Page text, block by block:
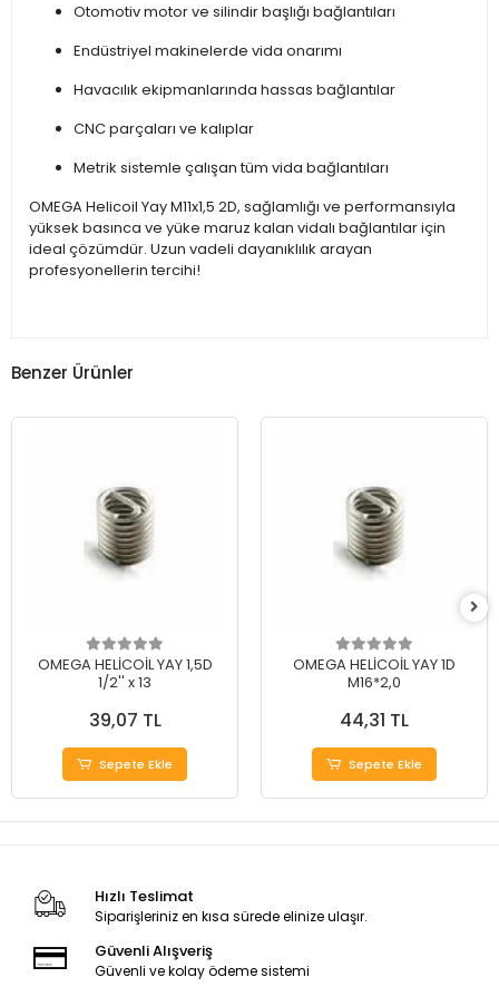
Otomotiv motor ve silindir başlığı bağlantıları
Endüstriyel makinelerde vida onarımı
Havacılık ekipmanlarında hassas bağlantılar
CNC parçaları ve kalıplar
Metrik sistemle çalışan tüm vida bağlantıları
OMEGA Helicoil Yay M11x1,5 2D, sağlamlığı ve performansıyla
yüksek basınca ve yüke maruz kalan vidalı bağlantılar için
ideal çözümdür. Uzun vadeli dayanıklılık arayan
profesyonellerin tercihi!
Benzer Ürünler
OMEGA HELİCOİL YAY 1,5D
1/2'' x 13
39,07 TL
Sepete Ekle
OMEGA HELİCOİL YAY 1D
M16*2,0
44,31 TL
Sepete Ekle
Hızlı Teslimat
Siparişleriniz en kısa sürede elinize ulaşır.
Güvenli Alışveriş
Güvenli ve kolay ödeme sistemi